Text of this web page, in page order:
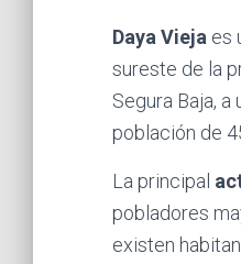
Daya Vieja es
sureste de la
Segura Baja, a
población de
La principal
pobladores
existen